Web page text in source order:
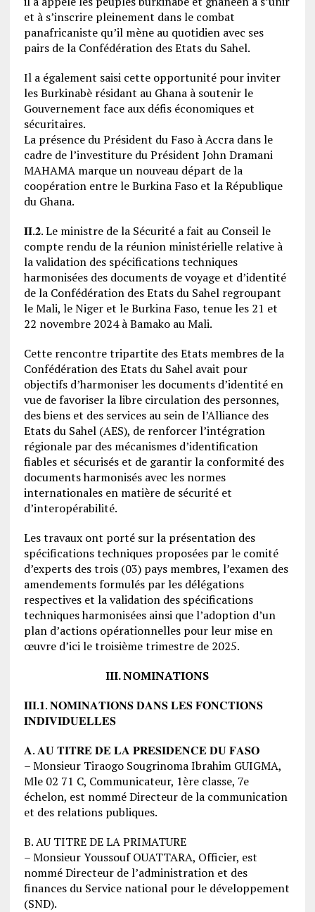
et à s’inscrire pleinement dans le combat
panafricaniste qu’il mène au quotidien avec ses
pairs de la Confédération des Etats du Sahel.
Il a également saisi cette opportunité pour inviter
les Burkinabè résidant au Ghana à soutenir le
Gouvernement face aux défis économiques et
sécuritaires.
La présence du Président du Faso à Accra dans le
cadre de l’investiture du Président John Dramani
MAHAMA marque un nouveau départ de la
coopération entre le Burkina Faso et la République
du Ghana.
𝐈𝐈.𝟐. Le ministre de la Sécurité a fait au Conseil le
compte rendu de la réunion ministérielle relative à
la validation des spécifications techniques
harmonisées des documents de voyage et d’identité
de la Confédération des Etats du Sahel regroupant
le Mali, le Niger et le Burkina Faso, tenue les 21 et
22 novembre 2024 à Bamako au Mali.
Cette rencontre tripartite des Etats membres de la
Confédération des Etats du Sahel avait pour
objectifs d’harmoniser les documents d’identité en
vue de favoriser la libre circulation des personnes,
des biens et des services au sein de l’Alliance des
Etats du Sahel (AES), de renforcer l’intégration
régionale par des mécanismes d’identification
fiables et sécurisés et de garantir la conformité des
documents harmonisés avec les normes
internationales en matière de sécurité et
d’interopérabilité.
Les travaux ont porté sur la présentation des
spécifications techniques proposées par le comité
d’experts des trois (03) pays membres, l’examen des
amendements formulés par les délégations
respectives et la validation des spécifications
techniques harmonisées ainsi que l’adoption d’un
plan d’actions opérationnelles pour leur mise en
œuvre d’ici le troisième trimestre de 2025.
III. NOMINATIONS
𝐈𝐈𝐈.𝟏. 𝐍𝐎𝐌𝐈𝐍𝐀𝐓𝐈𝐎𝐍𝐒 𝐃𝐀𝐍𝐒 𝐋𝐄𝐒 𝐅𝐎𝐍𝐂𝐓𝐈𝐎𝐍𝐒
𝐈𝐍𝐃𝐈𝐕𝐈𝐃𝐔𝐄𝐋𝐋𝐄𝐒
𝐀. 𝐀𝐔 𝐓𝐈𝐓𝐑𝐄 𝐃𝐄 𝐋𝐀 𝐏𝐑𝐄𝐒𝐈𝐃𝐄𝐍𝐂𝐄 𝐃𝐔 𝐅𝐀𝐒𝐎
– Monsieur Tiraogo Sougrinoma Ibrahim GUIGMA,
Mle 02 71 C, Communicateur, 1ère classe, 7e
échelon, est nommé Directeur de la communication
et des relations publiques.
B. AU TITRE DE LA PRIMATURE
– Monsieur Youssouf OUATTARA, Officier, est
nommé Directeur de l’administration et des
finances du Service national pour le développement
(SND).